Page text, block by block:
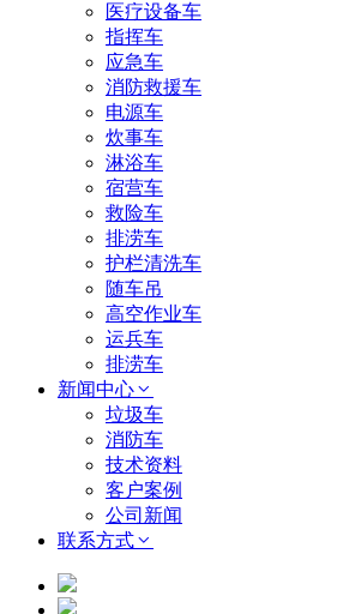
医疗设备车
指挥车
应急车
消防救援车
电源车
炊事车
淋浴车
宿营车
救险车
排涝车
护栏清洗车
随车吊
高空作业车
运兵车
排涝车
新闻中心
垃圾车
消防车
技术资料
客户案例
公司新闻
联系方式